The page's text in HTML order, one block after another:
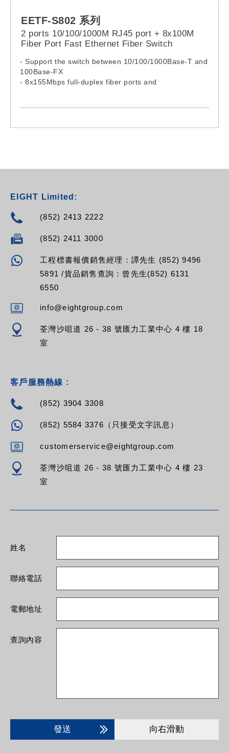
EETF-S802 系列
2 ports 10/100/1000M RJ45 port + 8x100M
Fiber Port Fast Ethernet Fiber Switch
- Support the switch between 10/100/1000Base-T and
100Base-FX
- 8x155Mbps full-duplex fiber ports and
EIGHT Limited:
(852) 2413 2222
(852) 2411 3000
工程標書報價銷售經理：譚先生 (852) 9496
5891 /貨品銷售查詢：曾先生(852) 6131
6550
info@eightgroup.com
荃灣沙咀道 26 - 38 號匯力工業中心 4 樓 18
室
客戶服務熱線 :
(852) 3904 3308
(852) 5584 3376（只接受文字訊息）
customerservice@eightgroup.com
荃灣沙咀道 26 - 38 號匯力工業中心 4 樓 23
室
姓名
聯絡電話
電郵地址
查詢內容
發送 向右滑動